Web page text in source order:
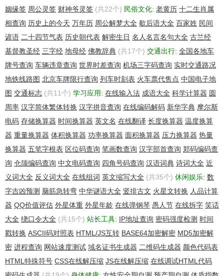
City : Guang Zhou Shi
Province/State : Guang Dong Sheng
Country : Guang Zhou Shi
Postal Code : 510000
Phone Number : 86--02062215598
Fax : 86--02062215593
Email : 474642463@qq.com
Technical Contact:
Name : KunYuanChen
Organization : GuangZhou WangJing WenHua ChuanBo
YouXianGongSi
Address : GuangDongSheng GuangZhouShi TianHeQu
GuangzhouKeXueCheng KeXueDaDao 165Hao
ChuangYiDaSha B1 706
City : Guang Zhou Shi
Province/State : Guang Dong Sheng
Country : Guang Zhou Shi
Postal Code : 510000
Phone Number : 86--02062215598
Fax : 86--02062215593
Email : 474642463@qq.com
Billing Contact:
Name : KunYuanChen
Organization : GuangZhou WangJing WenHua ChuanBo
姻缘签 周公灵签 财神爷灵签 (共22个) 民俗文化: 老黄历 十二生肖属
相查询 历史上的今天 万年历 周公解梦大全 歇后语大全 百家姓 民间
谚语 二十四节气表 历史朝代表 解密生日 名人名言名句大全 古兰经
基督教圣经 三字经 地母经 佛教辞典 (共17个) 交通出行: 全国各地车
牌号查询 车辆违章查询 世界时差查询 机场三字码查询 实时交通路况
地铁线路图 北京车牌限行查询 列车时刻表 火车票代售点 中国电子地
图 交通标志 (共11个) 学习应用: 在线输入法 成语大全 科学计算器 圆
周率 汉字简体繁体转换 汉字拼音查询 在线编码解码 新华字典 摩尔斯
电码 存储换算器 时间换算器 英文名 在线翻译 长度换算器 温度换算
器 重量换算器 体积换算器 功率换算器 面积换算器 压力换算器 热量
换算器 五笔字根表 区位码查询 笔画数查询 汉字部首查询 郑码编码查
询 仓颉编码查询 中文电码查询 四角号码查询 汉语词典 诗词大全 近
义词大全 反义词大全 在线组词 英文缩写大全 (共35个) 休闲娱乐: 数
字吉凶预测 脑筋急转弯 中华谜语大全 竖排古文 火星文转换 人品计算
器 QQ价值评估 外星体重 外星年龄 在线弹钢琴 愚人节 在线拆字 笑话
大全 绕口令大全 (共15个) 站长工具: IP地址查询 密码强度检测 时间
戳转换 ASCII码对照表 HTML/JS互转 BASE64加密解密 MD5加密解
密 进程查询 网站速度测试 域名证书生成器 二维码生成器 颜色代码表
HTML特殊符号 CSS在线解压缩 JS在线解压缩 在线调试HTML代码